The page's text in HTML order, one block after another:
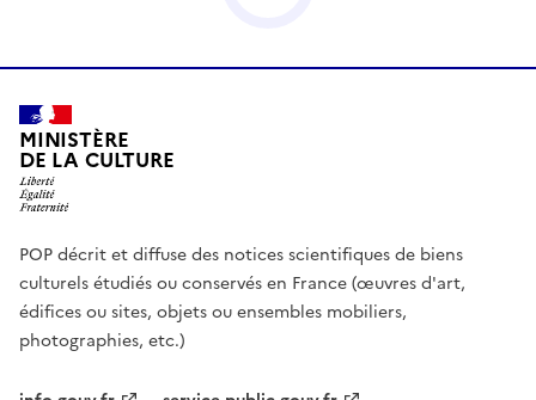
MINISTÈRE
DE LA CULTURE
POP décrit et diffuse des notices scientifiques de biens
culturels étudiés ou conservés en France (œuvres d'art,
édifices ou sites, objets ou ensembles mobiliers,
photographies, etc.)